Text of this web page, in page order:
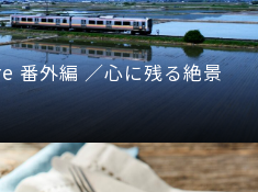
番外編 ／心に残る絶景